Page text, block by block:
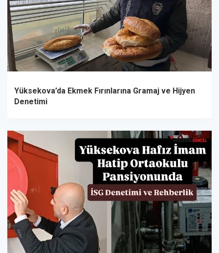
Yüksekova’da Ekmek Fırınlarına Gramaj ve Hijyen
Denetimi